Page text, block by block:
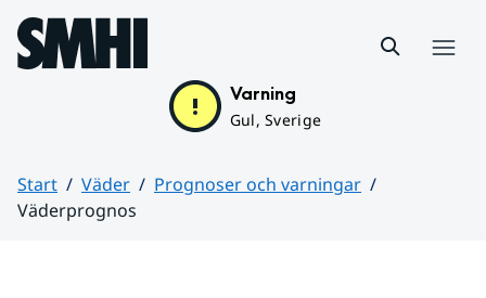
Hoppa till sidans innehåll
Varning
Gul, Sverige
Start Väder
Prognoser och varningar
Väderprognos